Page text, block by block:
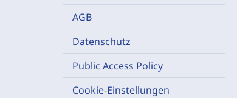
AGB
Datenschutz
Public Access Policy
Cookie-Einstellungen